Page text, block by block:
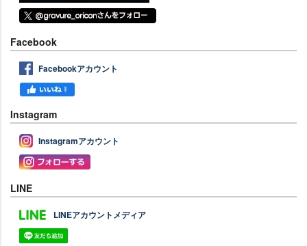
Facebook
Facebookアカウント
Instagram
Instagramアカウント
LINE
LINEアカウントメディア